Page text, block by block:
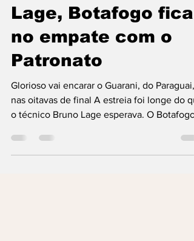
Na estreia de Bruno
Lage, Botafogo fica
no empate com o
Patronato
Glorioso vai encarar o Guarani, do Paraguai,
nas oitavas de final A estreia foi longe do